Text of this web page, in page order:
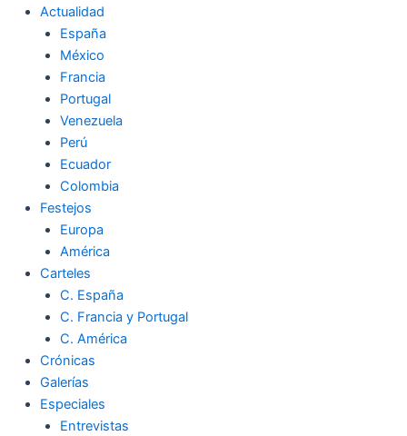
Actualidad
España
México
Francia
Portugal
Venezuela
Perú
Ecuador
Colombia
Festejos
Europa
América
Carteles
C. España
C. Francia y Portugal
C. América
Crónicas
Galerías
Especiales
Entrevistas